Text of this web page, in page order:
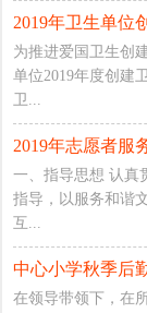
2019年卫生单位
为推进爱国卫生创
单位2019年度创建
卫...
2019年志愿者服
一、指导思想 认真
指导，以服务和谐
互...
中心小学秋季后
在领导带领下，在